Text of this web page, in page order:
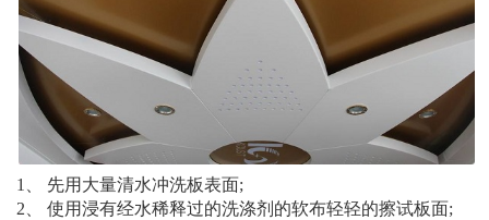
1、 先用大量清水冲洗板表面;
2、 使用浸有经水稀释过的洗涤剂的软布轻轻的擦试板面;